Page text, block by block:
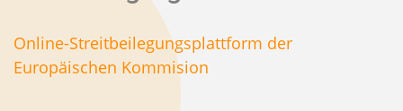
Online-Streitbeilegungsplattform der
Europäischen Kommision